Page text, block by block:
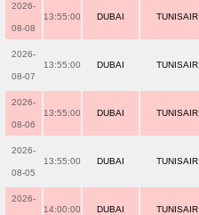
2026-
08-08
13:55:00 DUBAI TUNISAIR
2026-
08-07
13:55:00 DUBAI TUNISAIR
2026-
08-06
13:55:00 DUBAI TUNISAIR
2026-
08-05
13:55:00 DUBAI TUNISAIR
2026-
14:00:00 DUBAI TUNISAIR